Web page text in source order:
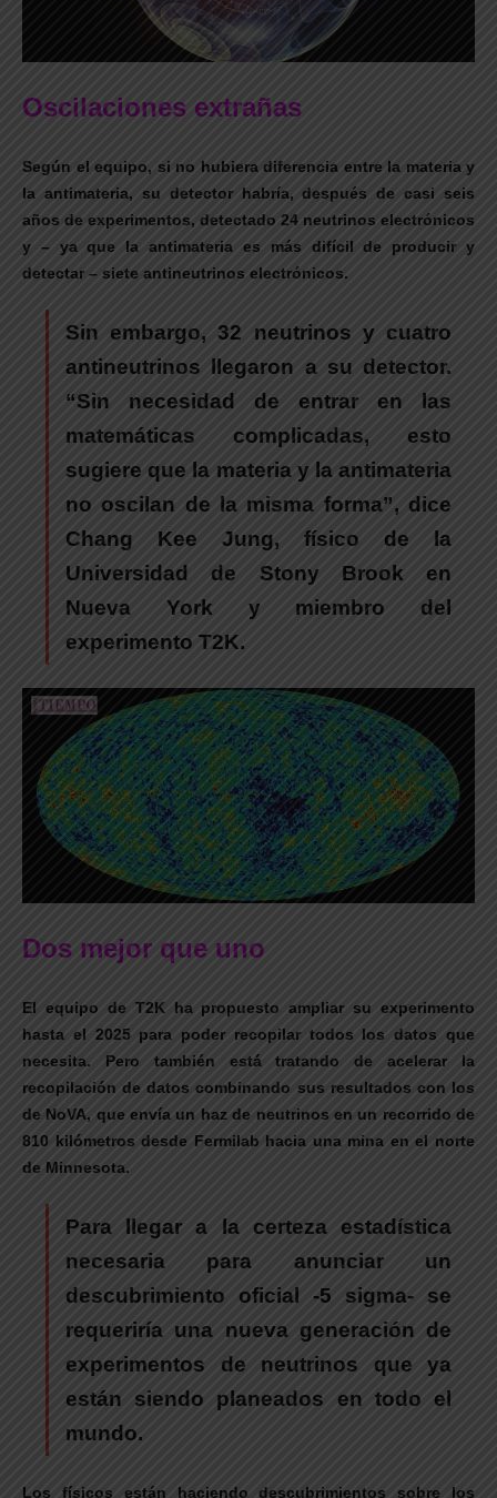
Oscilaciones extrañas
Según el equipo, si no hubiera diferencia entre la materia y
la antimateria, su detector habría, después de casi seis
años de experimentos, detectado 24 neutrinos electrónicos
y – ya que la antimateria es más difícil de producir y
detectar – siete antineutrinos electrónicos.
Sin embargo, 32 neutrinos y cuatro
antineutrinos llegaron a su detector.
“Sin necesidad de entrar en las
matemáticas complicadas, esto
sugiere que la materia y la antimateria
no oscilan de la misma forma”, dice
Chang Kee Jung, físico de la
Universidad de Stony Brook en
Nueva York y miembro del
experimento T2K.
Dos mejor que uno
El equipo de T2K ha propuesto ampliar su experimento
hasta el 2025 para poder recopilar todos los datos que
necesita. Pero también está tratando de acelerar la
recopilación de datos combinando sus resultados con los
de NoVA, que envía un haz de neutrinos en un recorrido de
810 kilómetros desde Fermilab hacia una mina en el norte
de Minnesota.
Para llegar a la certeza estadística
necesaria para anunciar un
descubrimiento oficial -5 sigma- se
requeriría una nueva generación de
experimentos de neutrinos que ya
están siendo planeados en todo el
mundo.
Los físicos están haciendo descubrimientos sobre los